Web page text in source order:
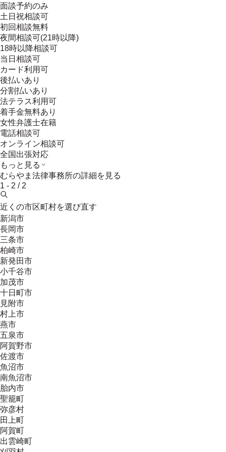
面談予約のみ
土日祝相談可
初回相談無料
夜間相談可(21時以降)
18時以降相談可
当日相談可
カード利用可
後払いあり
分割払いあり
法テラス利用可
着手金無料あり
女性弁護士在籍
電話相談可
オンライン相談可
全国出張対応
もっと見る
むらやま法律事務所の詳細を見る
1 - 2 / 2
近くの市区町村を選び直す
新潟市
長岡市
三条市
柏崎市
新発田市
小千谷市
加茂市
十日町市
見附市
村上市
燕市
五泉市
阿賀野市
佐渡市
魚沼市
南魚沼市
胎内市
聖籠町
弥彦村
田上町
阿賀町
出雲崎町